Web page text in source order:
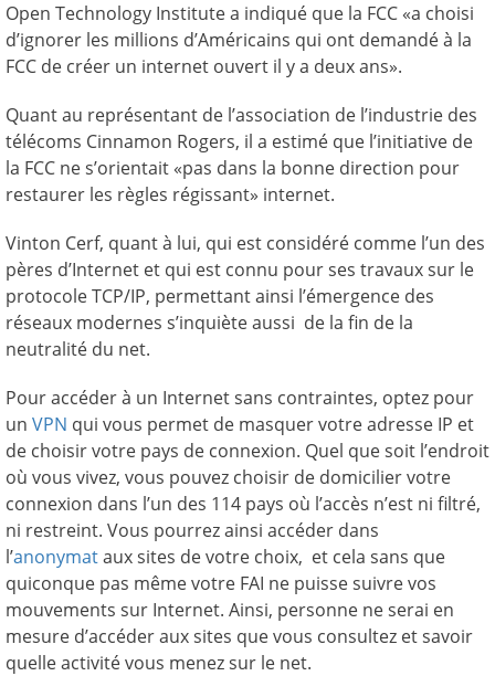
Open Technology Institute a indiqué que la FCC «a choisi
d’ignorer les millions d’Américains qui ont demandé à la
FCC de créer un internet ouvert il y a deux ans».
Quant au représentant de l’association de l’industrie des
télécoms Cinnamon Rogers, il a estimé que l’initiative de
la FCC ne s’orientait «pas dans la bonne direction pour
restaurer les règles régissant» internet.
Vinton Cerf, quant à lui, qui est considéré comme l’un des
pères d’Internet et qui est connu pour ses travaux sur le
protocole TCP/IP, permettant ainsi l’émergence des
réseaux modernes s’inquiète aussi de la fin de la
neutralité du net.
Pour accéder à un Internet sans contraintes, optez pour
un VPN qui vous permet de masquer votre adresse IP et
de choisir votre pays de connexion. Quel que soit l’endroit
où vous vivez, vous pouvez choisir de domicilier votre
connexion dans l’un des 114 pays où l’accès n’est ni filtré,
ni restreint. Vous pourrez ainsi accéder dans
l’anonymataux sites de votre choix, et cela sans que
quiconque pas même votre FAI ne puisse suivre vos
mouvements sur Internet. Ainsi, personne ne serai en
mesure d’accéder aux sites que vous consultez et savoir
quelle activité vous menez sur le net.